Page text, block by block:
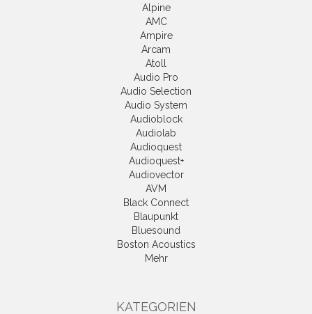
Alpine
AMC
Ampire
Arcam
Atoll
Audio Pro
Audio Selection
Audio System
Audioblock
Audiolab
Audioquest
Audioquest+
Audiovector
AVM
Black Connect
Blaupunkt
Bluesound
Boston Acoustics
Mehr
KATEGORIEN